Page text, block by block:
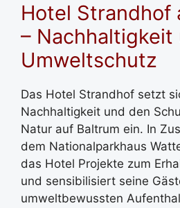
Hotel Strandhof
– Nachhaltigkeit
Umweltschutz
Das Hotel Strandhof setzt
Nachhaltigkeit und den
Natur auf Baltrum ein. In
dem Nationalparkhaus
das Hotel Projekte zum
und sensibilisiert seine
umweltbewussten